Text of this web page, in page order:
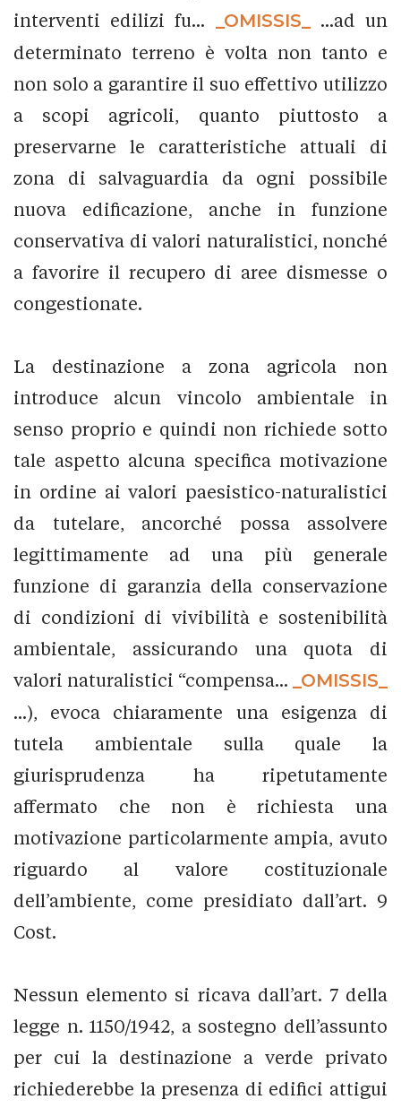
interventi edilizi fu...
_OMISSIS_
...ad un
determinato terreno è volta non tanto e
non solo a garantire il suo effettivo utilizzo
a scopi agricoli, quanto piuttosto a
preservarne le caratteristiche attuali di
zona di salvaguardia da ogni possibile
nuova edificazione, anche in funzione
conservativa di valori naturalistici, nonché
a favorire il recupero di aree dismesse o
congestionate.
La destinazione a zona agricola non
introduce alcun vincolo ambientale in
senso proprio e quindi non richiede sotto
tale aspetto alcuna specifica motivazione
in ordine ai valori paesistico-naturalistici
da tutelare, ancorché possa assolvere
legittimamente ad una più generale
funzione di garanzia della conservazione
di condizioni di vivibilità e sostenibilità
ambientale, assicurando una quota di
valori naturalistici “compensa...
_OMISSIS_
...), evoca chiaramente una esigenza di
tutela ambientale sulla quale la
giurisprudenza ha ripetutamente
affermato che non è richiesta una
motivazione particolarmente ampia, avuto
riguardo al valore costituzionale
dell’ambiente, come presidiato dall’art. 9
Cost.
Nessun elemento si ricava dall’art. 7 della
legge n. 1150/1942, a sostegno dell’assunto
per cui la destinazione a verde privato
richiederebbe la presenza di edifici attigui